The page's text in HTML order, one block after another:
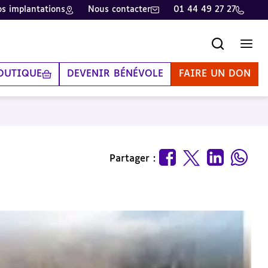
implantations Nous contacter 01 44 49 27 27
DEVENIR BÉNÉVOLE FAIRE UN DON
Partager :